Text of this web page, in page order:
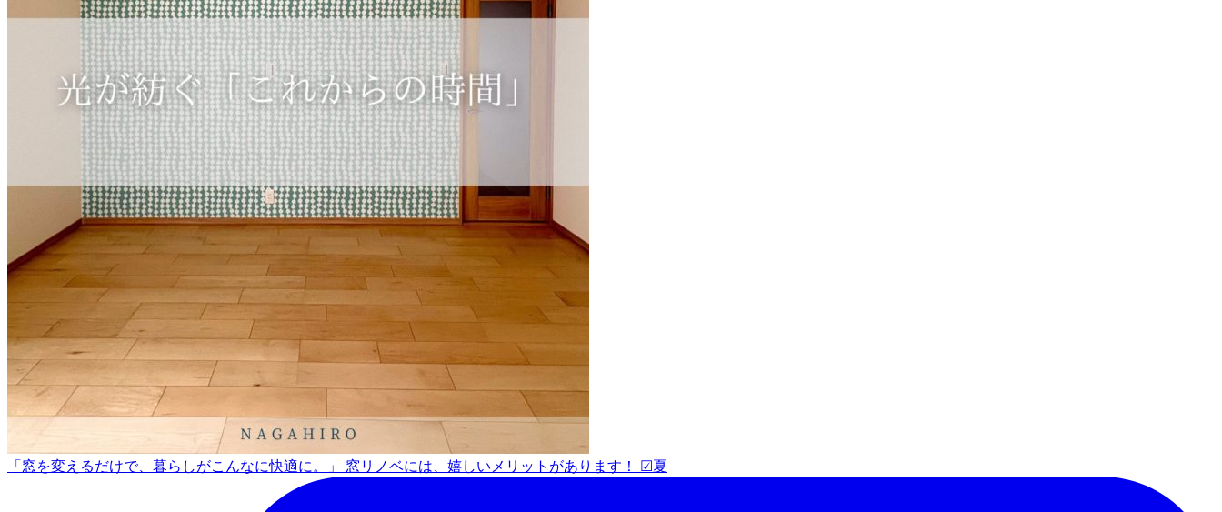
「窓を変えるだけで、暮らしがこんなに快適に。」 窓リノベには、嬉しいメリットがあります！ ☑︎夏